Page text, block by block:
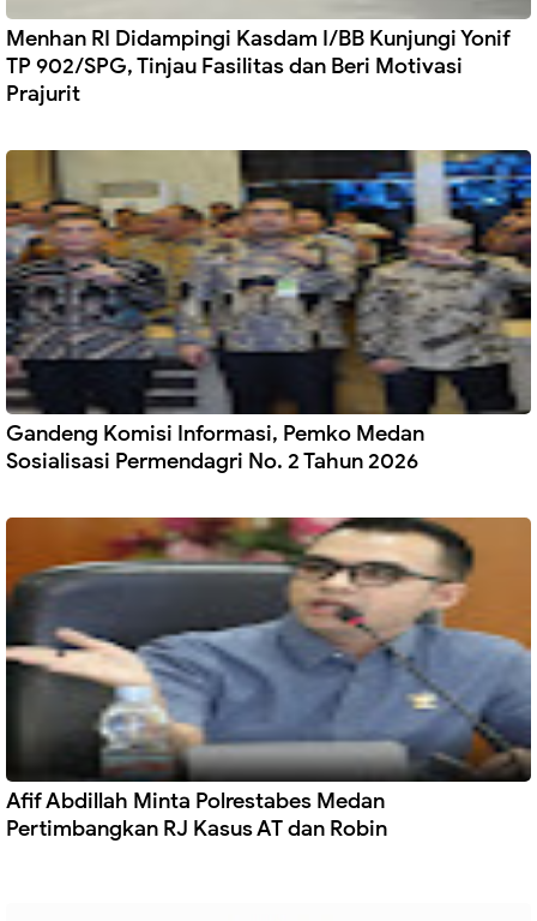
Menhan RI Didampingi Kasdam I/BB Kunjungi Yonif
TP 902/SPG, Tinjau Fasilitas dan Beri Motivasi
Prajurit
Gandeng Komisi Informasi, Pemko Medan
Sosialisasi Permendagri No. 2 Tahun 2026
Afif Abdillah Minta Polrestabes Medan
Pertimbangkan RJ Kasus AT dan Robin